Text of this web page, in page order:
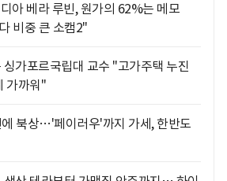
아 베라 루빈, 원가의 62%는 메모
비중 큰 소캠2"
가포르국립대 교수 "고가주택 누진
가까워"
북상…'페이러우'까지 가세, 한반도